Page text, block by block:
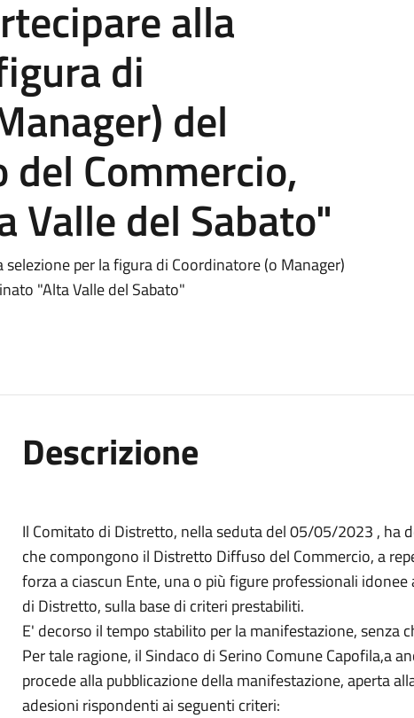
alla
di
del
Commercio,
Valle del Sabato"
per la figura di Coordinatore (o Manager)
"Alta Valle del Sabato"
Descrizione
Il Comitato di Distretto, nella seduta del 05/05/2023 , ha
che compongono il Distretto Diffuso del Commercio, a
forza a ciascun Ente, una o più figure professionali
di Distretto, sulla base di criteri prestabiliti.
E' decorso il tempo stabilito per la manifestazione, senza
Per tale ragione, il Sindaco di Serino Comune Capofila,a
procede alla pubblicazione della manifestazione, aperta
adesioni rispondenti ai seguenti criteri: